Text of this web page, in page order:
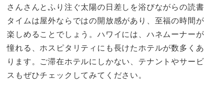
さんさんとふり注ぐ太陽の日差しを浴びながらの読書
タイムは屋外ならではの開放感があり、至福の時間が
楽しめることでしょう。ハワイには、ハネムーナーが
憧れる、ホスピタリティにも長けたホテルが数多くあ
ります。ご滞在ホテルにしかない、テナントやサービ
スもぜひチェックしてみてください。